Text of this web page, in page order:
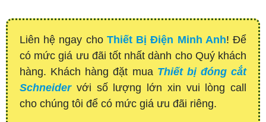
Liên hệ ngay cho Thiết Bị Điện Minh Anh! Để
có mức giá ưu đãi tốt nhất dành cho Quý khách
hàng. Khách hàng đặt mua Thiết bị đóng cắt
Schneider với số lượng lớn xin vui lòng call
cho chúng tôi để có mức giá ưu đãi riêng.